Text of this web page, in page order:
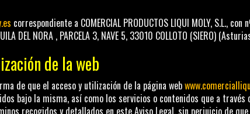
correspondiente a COMERCIAL PRODUCTOS LIQUI MOLY, S.L., con
DEL NORA , PARCELA 3, NAVE 5, 33010 COLLOTO (SIERO)(
de la web
de que el acceso y utilización de la página web
bajo la misma, así como los servicios o contenidos que a través
recogidos y detallados en este Aviso Legal, sin perjuicio de